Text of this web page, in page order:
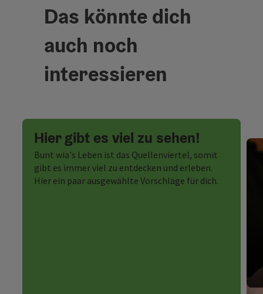
Das könnte dich
auch noch
interessieren
Hier gibt es viel zu sehen!
Bunt wia's Leben ist das Quellenviertel, somit
gibt es immer viel zu entdecken und erleben.
Hier ein paar ausgewählte Vorschläge für dich.